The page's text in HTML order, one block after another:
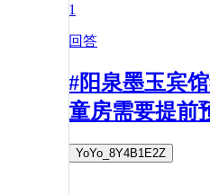
1
回答
#阳泉墨玉宾
童房需要提前
YoYo_8Y4B1E2Z